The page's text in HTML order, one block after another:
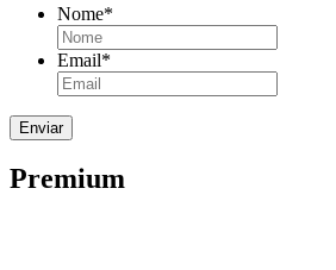
Nome*
Email*
Premium